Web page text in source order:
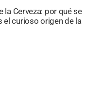
la Cerveza: por qué se
el curioso origen de la